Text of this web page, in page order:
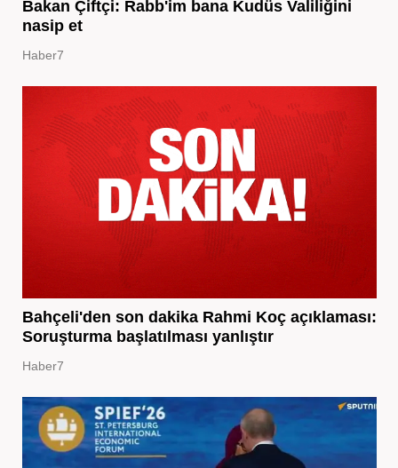
Bakan Çiftçi: Rabb'im bana Kudüs Valiliğini
nasip et
Haber7
Bahçeli'den son dakika Rahmi Koç açıklaması:
Soruşturma başlatılması yanlıştır
Haber7